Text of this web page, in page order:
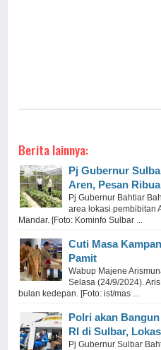
Berita lainnya:
Pj Gubernur
Aren, Pesan
Pj Gubernur Bahtiar
area lokasi pembibitan
Mandar. [Foto: Kominfo Sulbar ...
Cuti Masa
Pamit
Wabup Majene
Selasa (24/9/2024).
bulan kedepan. [Foto: ist/mas ...
Polri akan
RI di Sulbar,
Pj Gubernur Sulbar